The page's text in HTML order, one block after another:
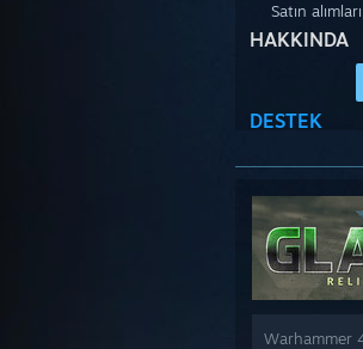
HAKKINDA
DESTEK
Satın
Warhammer